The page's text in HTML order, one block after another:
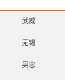
武威
无锡
吴忠